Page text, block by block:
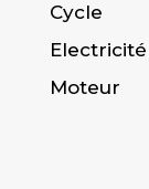
Cycle
Electricité
Moteur